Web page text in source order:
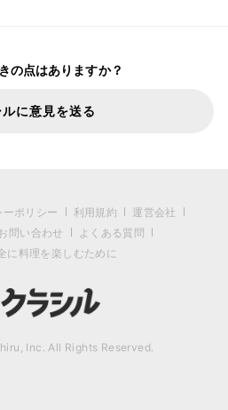
の点はありますか？
に意見を送る
ポリシー 利用規約
運営会社
問い合わせ
よくある質問
に料理を楽しむために
Inc. All Rights Reserved.